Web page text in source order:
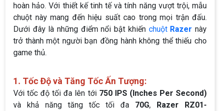
hoàn hảo. Với thiết kế tinh tế và tính năng vượt trội, mẫu
chuột này mang đến hiệu suất cao trong mọi trận đấu.
Dưới đây là những điểm nổi bật khiếnchuột Razer này
trở thành một người bạn đồng hành không thể thiếu cho
game thủ.
1. Tốc Độ và Tăng Tốc Ấn Tượng:
Với tốc độ tối đa lên tới 750 IPS (Inches Per Second)
và khả năng tăng tốc tối đa 70G, Razer RZ01-